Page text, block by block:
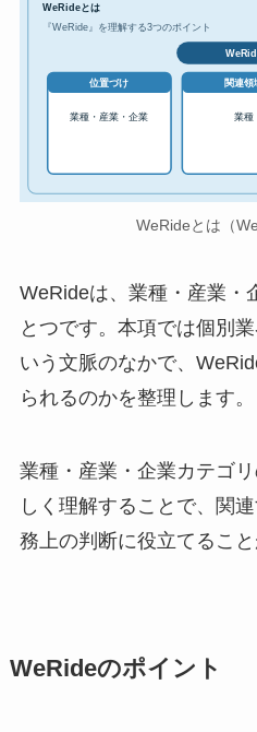
WeRideとは
『WeRide』を理解する3つのポイント
位置づけ
業種・産業・企業
関連領
業種
WeRideとは（
WeRideは、業種・産業・
とつです。本項では個別
いう文脈のなかで、
られるのかを整理します。
業種・産業・企業カテゴ
しく理解することで、関
務上の判断に役立てること
WeRideのポイント